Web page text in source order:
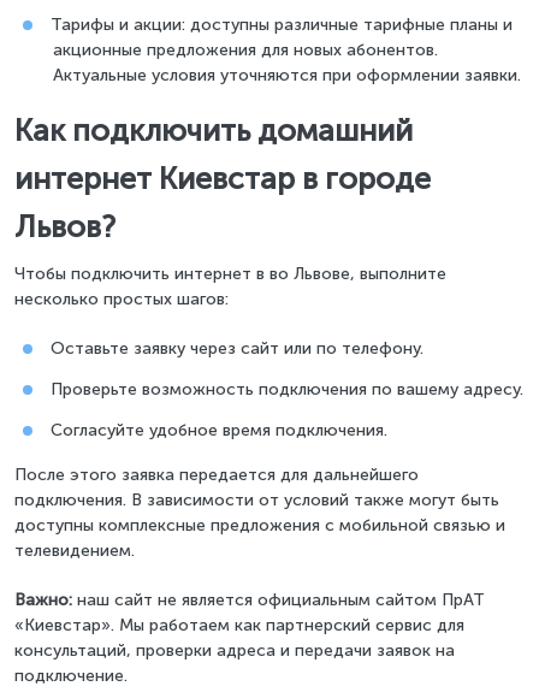
Тарифы и акции: доступны различные тарифные планы и
акционные предложения для новых абонентов.
Актуальные условия уточняются при оформлении заявки.
Как подключить домашний
интернет Киевстар в городе
Львов?
Чтобы подключить интернет в во Львове, выполните
несколько простых шагов:
Оставьте заявку через сайт или по телефону.
Проверьте возможность подключения по вашему адресу.
Согласуйте удобное время подключения.
После этого заявка передается для дальнейшего
подключения. В зависимости от условий также могут быть
доступны комплексные предложения с мобильной связью и
телевидением.
Важно: наш сайт не является официальным сайтом ПрАТ
«Киевстар». Мы работаем как партнерский сервис для
консультаций, проверки адреса и передачи заявок на
подключение.